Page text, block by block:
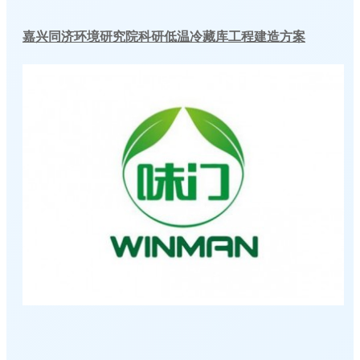
嘉兴同济环境研究院科研低温冷藏库工程建造方案